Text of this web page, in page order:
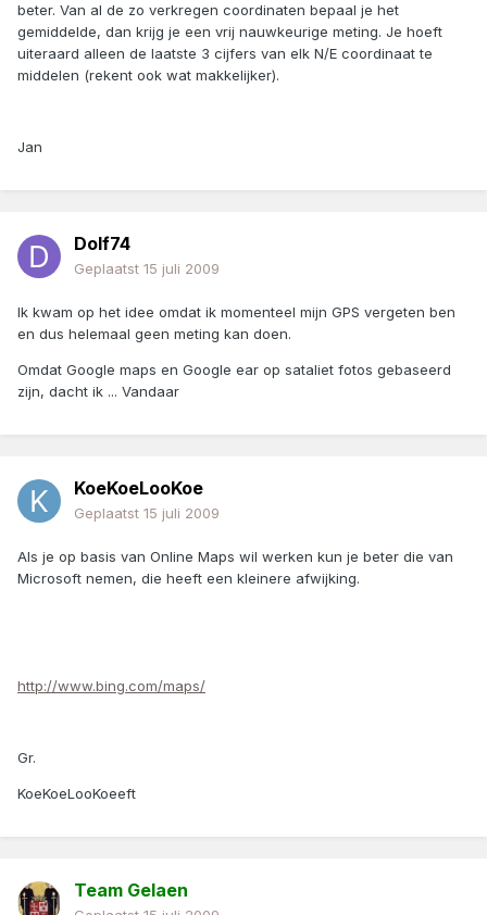
beter. Van al de zo verkregen coordinaten bepaal je het
gemiddelde, dan krijg je een vrij nauwkeurige meting. Je hoeft
uiteraard alleen de laatste 3 cijfers van elk N/E coordinaat te
middelen (rekent ook wat makkelijker).
Jan
Dolf74
Geplaatst 15 juli 2009
Ik kwam op het idee omdat ik momenteel mijn GPS vergeten ben
en dus helemaal geen meting kan doen.
Omdat Google maps en Google ear op sataliet fotos gebaseerd
zijn, dacht ik ... Vandaar
KoeKoeLooKoe
Geplaatst 15 juli 2009
Als je op basis van Online Maps wil werken kun je beter die van
Microsoft nemen, die heeft een kleinere afwijking.
http://www.bing.com/maps/
Gr.
KoeKoeLooKoeeft
Team Gelaen